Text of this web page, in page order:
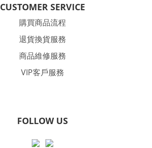
CUSTOMER SERVICE
購買商品流程
退貨換貨服務
商品維修服務
VIP客戶服務
FOLLOW US